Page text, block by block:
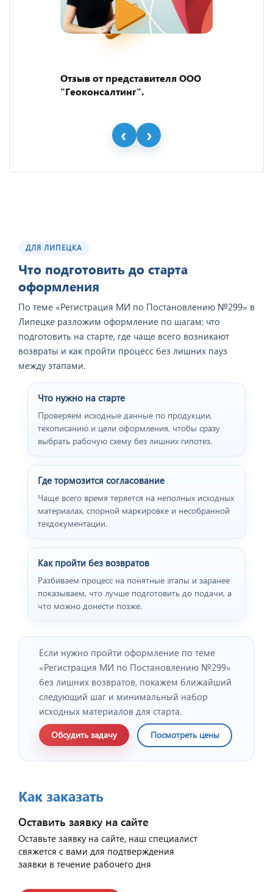
Отзыв от представителя ООО
"Геоконсалтинг".
ДЛЯ ЛИПЕЦКА
Что подготовить до старта
оформления
По теме «Регистрация МИ по Постановлению №299» в
Липецке разложим оформление по шагам: что
подготовить на старте, где чаще всего возникают
возвраты и как пройти процесс без лишних пауз
между этапами.
Что нужно на старте
Проверяем исходные данные по продукции,
техописанию и цели оформления, чтобы сразу
выбрать рабочую схему без лишних гипотез.
Где тормозится согласование
Чаще всего время теряется на неполных исходных
материалах, спорной маркировке и несобранной
техдокументации.
Как пройти без возвратов
Разбиваем процесс на понятные этапы и заранее
показываем, что лучше подготовить до подачи, а
что можно донести позже.
Если нужно пройти оформление по теме
«Регистрация МИ по Постановлению №299»
без лишних возвратов, покажем ближайший
следующий шаг и минимальный набор
исходных материалов для старта.
Обсудить задачу Посмотреть цены
Как заказать
Оставить заявку на сайте
Оставьте заявку на сайте, наш специалист
свяжется с вами для подтверждения
заявки в течение рабочего дня